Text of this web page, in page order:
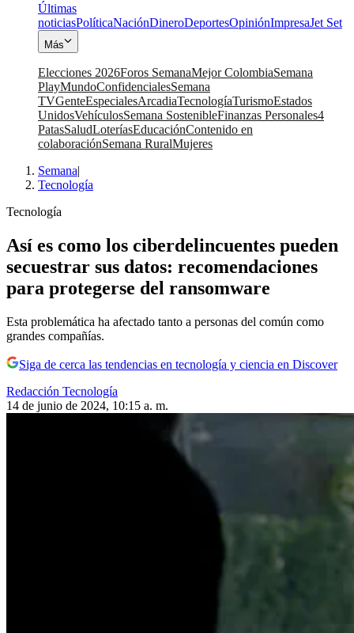
Últimas
noticiasPolíticaNaciónDineroDeportesOpiniónImpresaJet Set
Más
Elecciones 2026Foros SemanaMejor ColombiaSemana
PlayMundoConfidencialesSemana
TVGenteEspecialesArcadiaTecnologíaTurismoEstados
UnidosVehículosSemana SostenibleFinanzas Personales4
PatasSaludLoteríasEducaciónContenido en
colaboraciónSemana RuralMujeres
Semana|
Tecnología
Tecnología
Así es como los ciberdelincuentes pueden
secuestrar sus datos: recomendaciones
para protegerse del ransomware
Esta problemática ha afectado tanto a personas del común como
grandes compañías.
Siga de cerca las tendencias en tecnología y ciencia en Discover
Redacción Tecnología
14 de junio de 2024, 10:15 a. m.